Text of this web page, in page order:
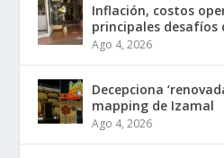
Inflación, costos
principales desafíos
Ago 4, 2026
Decepciona
mapping de Izamal
Ago 4, 2026